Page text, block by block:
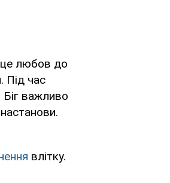
це любов до
Під час
Біг важливо
влітку.